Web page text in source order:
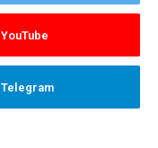
YouTube
Telegram